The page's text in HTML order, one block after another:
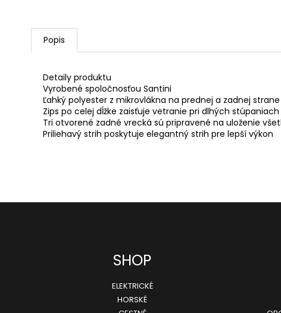
Popis
Detaily produktu
Vyrobené spoločnosťou Santini
Ľahký polyester z mikrovlákna na prednej a zadnej
Zips po celej dĺžke zaisťuje vetranie pri dlhých
Tri otvorené zadné vrecká sú pripravené na uloženie
Priliehavý strih poskytuje elegantný strih pre lepší výkon
SHOP
ELEKTRICKÉ
HORSKÉ